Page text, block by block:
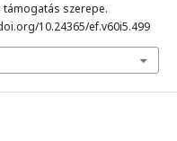
szerepe.
10.24365/ef.v60i5.499